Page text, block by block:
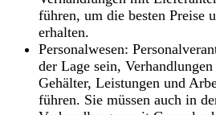
führen, um die besten Preise
erhalten.
Personalwesen:
der Lage sein,
Gehälter, Leistungen und
führen. Sie müssen auch in